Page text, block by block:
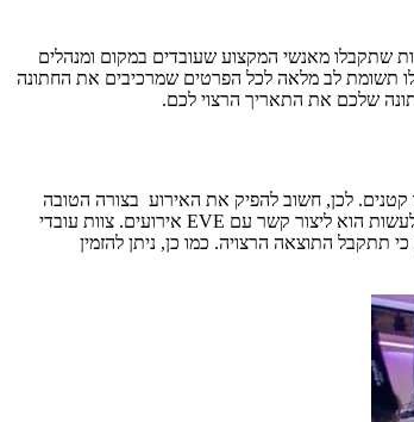
שתקבלו מאנשי המקצוע שעובדים במקום ומנהלים
תשומת לב מלאה לכל הפרטים שמרכיבים את החתונה
שלכם את התאריך הרצוי לכם.
קטנים. לכן, חשוב להפיק את האירוע בצורה הטובה
ביותר – כך שכל אחד מהמשתתפים ייהנה. אוהב ליבך הציע לך נישואין? מעוניינים לחגוג את אהבתכם במעמד אינטימי בקרב המשפחה והחברים הקרובים? כל שעליכם לעשות הוא ליצור קשר עם EVE אירועים. צוות עובדי
תתקבל התוצאה הרצויה. כמו כן, ניתן להזמין